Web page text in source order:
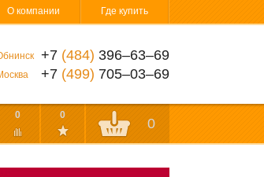
О компании Где купить
+7 (484) 396‒63‒69
+7 (499) 705‒03‒69
0 0
0